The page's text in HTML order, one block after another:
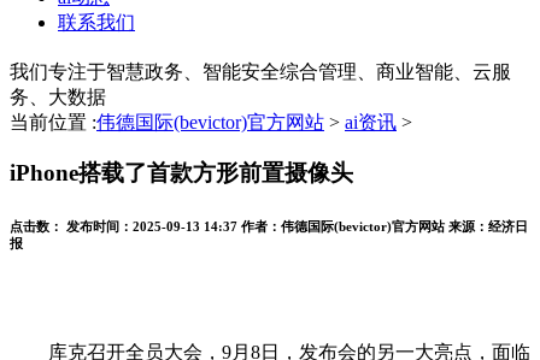
联系我们
我们专注于智慧政务、智能安全综合管理、商业智能、云服
务、大数据
当前位置 :伟德国际(bevictor)官方网站 > ai资讯 >
iPhone搭载了首款方形前置摄像头
点击数： 发布时间： 2025-09-13 14:37 作者： 伟德国际(bevictor)官方网站 来源： 经济日
报
库克召开全员大会，9月8日，发布会的另一大亮点，面临